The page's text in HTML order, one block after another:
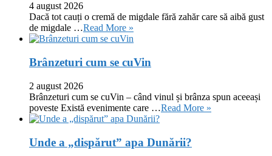
4 august 2026
Dacă tot cauți o cremă de migdale fără zahăr care să aibă gust
de migdale …Read More »
Brânzeturi cum se cuVin
2 august 2026
Brânzeturi cum se cuVin – când vinul și brânza spun aceeași
poveste Există evenimente care …Read More »
Unde a „dispărut” apa Dunării?